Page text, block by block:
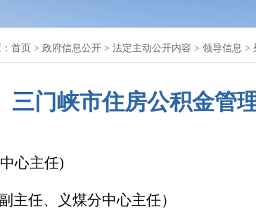
首页 > 政府信息公开 > 法定主动公开内容 > 领导信息 >
三门峡市住房公积金管
心主任)
主任、义煤分中心主任）